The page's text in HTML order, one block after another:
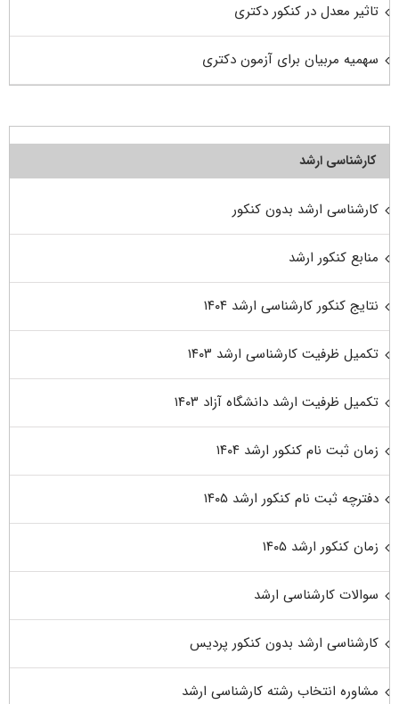
تاثیر معدل در کنکور دکتری
سهمیه مربیان برای آزمون دکتری
کارشناسی ارشد
کارشناسی ارشد بدون کنکور
منابع کنکور ارشد
نتایج کنکور کارشناسی ارشد ۱۴۰۴
تکمیل ظرفیت کارشناسی ارشد ۱۴۰۳
تکمیل ظرفیت ارشد دانشگاه آزاد ۱۴۰۳
زمان ثبت نام کنکور ارشد ۱۴۰۴
دفترچه ثبت نام کنکور ارشد ۱۴۰۵
زمان کنکور ارشد ۱۴۰۵
سوالات کارشناسی ارشد
کارشناسی ارشد بدون کنکور پردیس
مشاوره انتخاب رشته کارشناسی ارشد